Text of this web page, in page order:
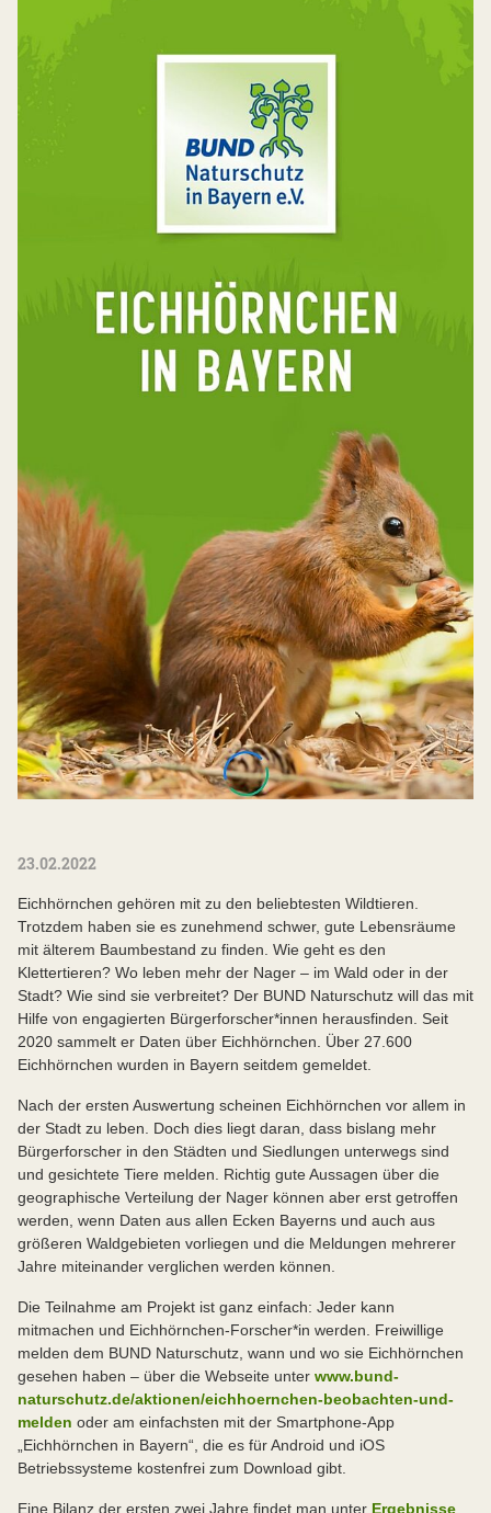
23.02.2022
Eichhörnchen gehören mit zu den beliebtesten Wildtieren.
Trotzdem haben sie es zunehmend schwer, gute Lebensräume
mit älterem Baumbestand zu finden. Wie geht es den
Klettertieren? Wo leben mehr der Nager – im Wald oder in der
Stadt? Wie sind sie verbreitet? Der BUND Naturschutz will das mit
Hilfe von engagierten Bürgerforscher*innen herausfinden. Seit
2020 sammelt er Daten über Eichhörnchen. Über 27.600
Eichhörnchen wurden in Bayern seitdem gemeldet.
Nach der ersten Auswertung scheinen Eichhörnchen vor allem in
der Stadt zu leben. Doch dies liegt daran, dass bislang mehr
Bürgerforscher in den Städten und Siedlungen unterwegs sind
und gesichtete Tiere melden. Richtig gute Aussagen über die
geographische Verteilung der Nager können aber erst getroffen
werden, wenn Daten aus allen Ecken Bayerns und auch aus
größeren Waldgebieten vorliegen und die Meldungen mehrerer
Jahre miteinander verglichen werden können.
Die Teilnahme am Projekt ist ganz einfach: Jeder kann
mitmachen und Eichhörnchen-Forscher*in werden. Freiwillige
melden dem BUND Naturschutz, wann und wo sie Eichhörnchen
gesehen haben – über die Webseite unter www.bund-
naturschutz.de/aktionen/eichhoernchen-beobachten-und-
melden oder am einfachsten mit der Smartphone-App
„Eichhörnchen in Bayern“, die es für Android und iOS
Betriebssysteme kostenfrei zum Download gibt.
Eine Bilanz der ersten zwei Jahre findet man unter Ergebnisse